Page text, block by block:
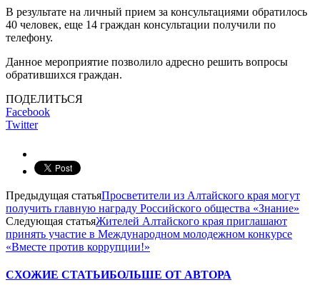
В результате на личный прием за консультациями обратилось
40 человек, еще 14 граждан консультации получили по
телефону.
Данное мероприятие позволило адресно решить вопросы
обратившихся граждан.
ПОДЕЛИТЬСЯ
Facebook
Twitter
Предыдущая статьяПросветители из Алтайского края могут
получить главную награду Российского общества «Знание»
Следующая статьяЖителей Алтайского края приглашают
принять участие в Международном молодежном конкурсе
«Вместе против коррупции!»
СХОЖИЕ СТАТЬИБОЛЬШЕ ОТ АВТОРА